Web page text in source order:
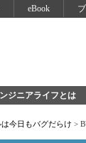
eBook
ジニアライフとは
今日もバグだらけ >